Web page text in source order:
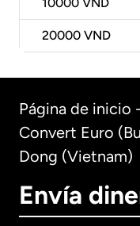
10000 VND
20000 VND
Página de inicio
Convert Euro
Dong (Vietnam)
Envía